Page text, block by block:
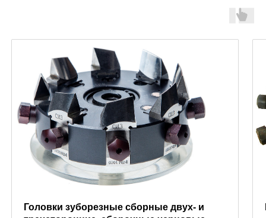
Головки зуборезные сборные двух- и